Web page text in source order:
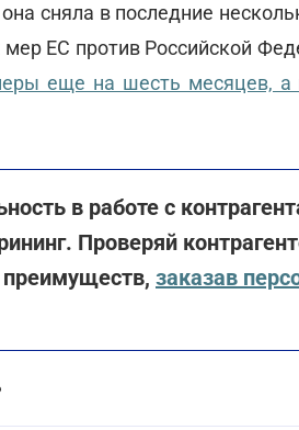
сняла в последние
ЕС против Российской
еще на шесть месяцев, а
в работе с
Проверяй
заказав